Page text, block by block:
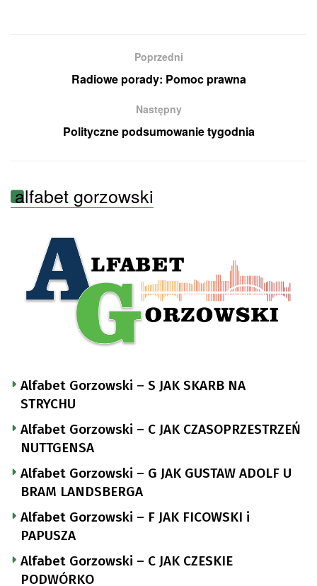
Poprzedni
Radiowe porady: Pomoc prawna
Następny
Polityczne podsumowanie tygodnia
alfabet gorzowski
Alfabet Gorzowski – S JAK SKARB NA
STRYCHU
Alfabet Gorzowski – C JAK CZASOPRZESTRZEŃ
NUTTGENSA
Alfabet Gorzowski – G JAK GUSTAW ADOLF U
BRAM LANDSBERGA
Alfabet Gorzowski – F JAK FICOWSKI i
PAPUSZA
Alfabet Gorzowski – C JAK CZESKIE
PODWÓRKO